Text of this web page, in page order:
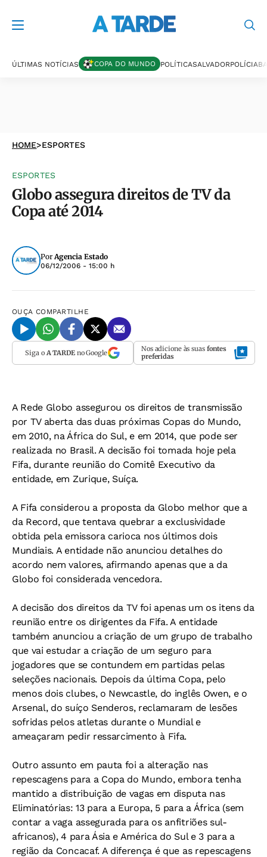
ÚLTIMAS NOTÍCIAS COPA DO MUNDO POLÍTICASALVADORPOLÍCIA
HOME>ESPORTES
ESPORTES
Globo assegura direitos de TV da
Copa até 2014
PorAgencia Estado
06/12/2006 - 15:00 h
OUÇA COMPARTILHE
Siga o A TARDEno Google Nos adicione às suas fontes
preferidas
A Rede Globo assegurou os direitos de transmissão
por TV aberta das duas próximas Copas do Mundo,
em 2010, na África do Sul, e em 2014, que pode ser
realizada no Brasil. A decisão foi tomada hoje pela
Fifa, durante reunião do Comitê Executivo da
entidade, em Zurique, Suíça.
A Fifa considerou a proposta da Globo melhor que a
da Record, que tentava quebrar a exclusividade
obtida pela emissora carioca nos últimos dois
Mundiais. A entidade não anunciou detalhes do
acordo nem valores, afirmando apenas que a da
Globo foi considerada vencedora.
A decisão dos direitos da TV foi apenas um os itens da
reunião entre os dirigentes da Fifa. A entidade
também anunciou a criação de um grupo de trabalho
que vai estudar a criação de um seguro para
jogadores que se contundem em partidas pelas
seleções nacionais. Depois da última Copa, pelo
menos dois clubes, o Newcastle, do inglês Owen, e o
Arsenal, do suíço Senderos, reclamaram de lesões
sofridas pelos atletas durante o Mundial e
ameaçaram pedir ressarcimento à Fifa.
Outro assunto em pauta foi a alteração nas
repescagens para a Copa do Mundo, embora tenha
mantido a distribuição de vagas em disputa nas
Eliminatórias: 13 para a Europa, 5 para a África (sem
contar a vaga assegurada para os anfitriões sul-
africanos), 4 para Ásia e América do Sul e 3 para a
região da Concacaf. A diferença é que as repescagens